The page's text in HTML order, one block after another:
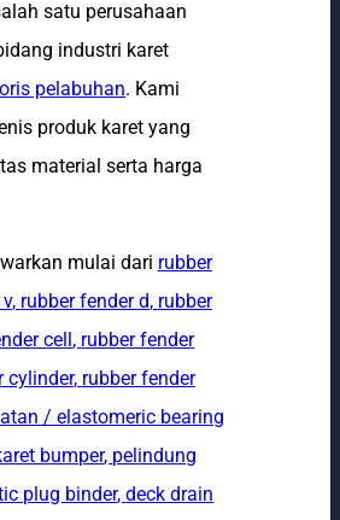
satu perusahaan
industri karet
pelabuhan. Kami
produk karet yang
material serta harga
mulai dari rubber
, rubber fender d, rubber
cell , rubber fender
cylinder, rubber fender
/ elastomeric bearing
bumper, pelindung
plug binder,deck drain